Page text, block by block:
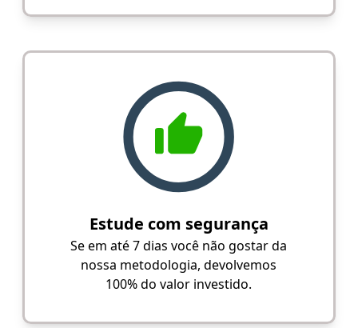
Estude com segurança
Se em até 7 dias você não gostar da
nossa metodologia, devolvemos
100% do valor investido.